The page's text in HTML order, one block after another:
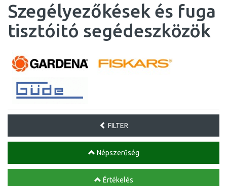
Szegélyezőkések és fuga
tisztóitó segédeszközök
FILTER
Népszerűség
Értékelés